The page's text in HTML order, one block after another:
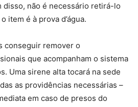
disso, não é necessário retirá-lo
item é à prova d’água.
conseguir remover o
que acompanham o sistema
Uma sirene alta tocará na sede
as providências necessárias –
em caso de presos do